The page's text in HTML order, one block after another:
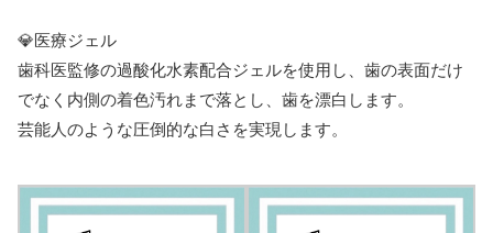
💎医療ジェル
歯科医監修の過酸化水素配合ジェルを使用し、歯の表面だけ
でなく内側の着色汚れまで落とし、歯を漂白します。
芸能人のような圧倒的な白さを実現します。